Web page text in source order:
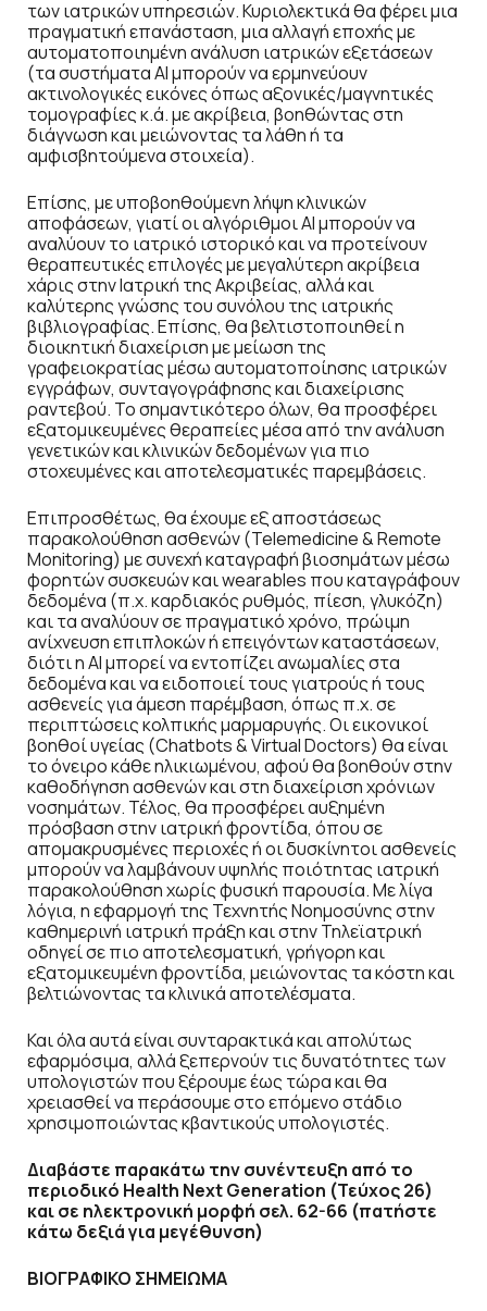
των ιατρικών υπηρεσιών. Κυριολεκτικά θα φέρει μια
πραγματική επανάσταση, μια αλλαγή εποχής με
αυτοματοποιημένη ανάλυση ιατρικών εξετάσεων
(τα συστήματα AI μπορούν να ερμηνεύουν
ακτινολογικές εικόνες όπως αξονικές/μαγνητικές
τομογραφίες κ.ά. με ακρίβεια, βοηθώντας στη
διάγνωση και μειώνοντας τα λάθη ή τα
αμφισβητούμενα στοιχεία).
Επίσης, με υποβοηθούμενη λήψη κλινικών
αποφάσεων, γιατί οι αλγόριθμοι AI μπορούν να
αναλύουν το ιατρικό ιστορικό και να προτείνουν
θεραπευτικές επιλογές με μεγαλύτερη ακρίβεια
χάρις στην Ιατρική της Ακριβείας, αλλά και
καλύτερης γνώσης του συνόλου της ιατρικής
βιβλιογραφίας. Επίσης, θα βελτιστοποιηθεί η
διοικητική διαχείριση με μείωση της
γραφειοκρατίας μέσω αυτοματοποίησης ιατρικών
εγγράφων, συνταγογράφησης και διαχείρισης
ραντεβού. Το σημαντικότερο όλων, θα προσφέρει
εξατομικευμένες θεραπείες μέσα από την ανάλυση
γενετικών και κλινικών δεδομένων για πιο
στοχευμένες και αποτελεσματικές παρεμβάσεις.
Επιπροσθέτως, θα έχουμε εξ αποστάσεως
παρακολούθηση ασθενών (Telemedicine & Remote
Monitoring) με συνεχή καταγραφή βιοσημάτων μέσω
φορητών συσκευών και wearables που καταγράφουν
δεδομένα (π.χ. καρδιακός ρυθμός, πίεση, γλυκόζη)
και τα αναλύουν σε πραγματικό χρόνο, πρώιμη
ανίχνευση επιπλοκών ή επειγόντων καταστάσεων,
διότι η AI μπορεί να εντοπίζει ανωμαλίες στα
δεδομένα και να ειδοποιεί τους γιατρούς ή τους
ασθενείς για άμεση παρέμβαση, όπως π.χ. σε
περιπτώσεις κολπικής μαρμαρυγής. Οι εικονικοί
βοηθοί υγείας (Chatbots & Virtual Doctors) θα είναι
το όνειρο κάθε ηλικιωμένου, αφού θα βοηθούν στην
καθοδήγηση ασθενών και στη διαχείριση χρόνιων
νοσημάτων. Τέλος, θα προσφέρει αυξημένη
πρόσβαση στην ιατρική φροντίδα, όπου σε
απομακρυσμένες περιοχές ή οι δυσκίνητοι ασθενείς
μπορούν να λαμβάνουν υψηλής ποιότητας ιατρική
παρακολούθηση χωρίς φυσική παρουσία. Με λίγα
λόγια, η εφαρμογή της Τεχνητής Νοημοσύνης στην
καθημερινή ιατρική πράξη και στην Τηλεϊατρική
οδηγεί σε πιο αποτελεσματική, γρήγορη και
εξατομικευμένη φροντίδα, μειώνοντας τα κόστη και
βελτιώνοντας τα κλινικά αποτελέσματα.
Και όλα αυτά είναι συνταρακτικά και απολύτως
εφαρμόσιμα, αλλά ξεπερνούν τις δυνατότητες των
υπολογιστών που ξέρουμε έως τώρα και θα
χρειασθεί να περάσουμε στο επόμενο στάδιο
χρησιμοποιώντας κβαντικούς υπολογιστές.
Διαβάστε παρακάτω την συνέντευξη από το
περιοδικό Health Next Generation (Τεύχος 26)
και σε ηλεκτρονική μορφή σελ. 62-66 (πατήστε
κάτω δεξιά για μεγέθυνση)
ΒΙΟΓΡΑΦΙΚΟ ΣΗΜΕΙΩΜΑ